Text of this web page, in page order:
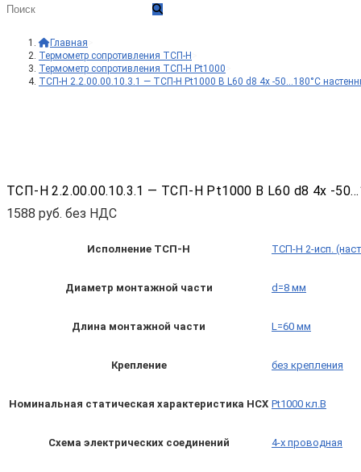
Главная
Термометр сопротивления ТСП-Н
Термометр сопротивления ТСП-Н Pt1000
ТСП-Н 2.2.00.00.10.3.1 — ТСП-Н Pt1000 B L60 d8 4x -50…180°C
ТСП-Н 2.2.00.00.10.3.1 — ТСП-Н Pt1000 B L60 d8 4x -
1588 руб. без НДС
Исполнение ТСП-Н ТСП-Н 2-исп.
Диаметр монтажной части d=8 мм
Длина монтажной части L=60 мм
Крепление без крепления
Номинальная статическая характеристика НСХ Pt1000 кл.B
Схема электрических соединений 4-х проводная